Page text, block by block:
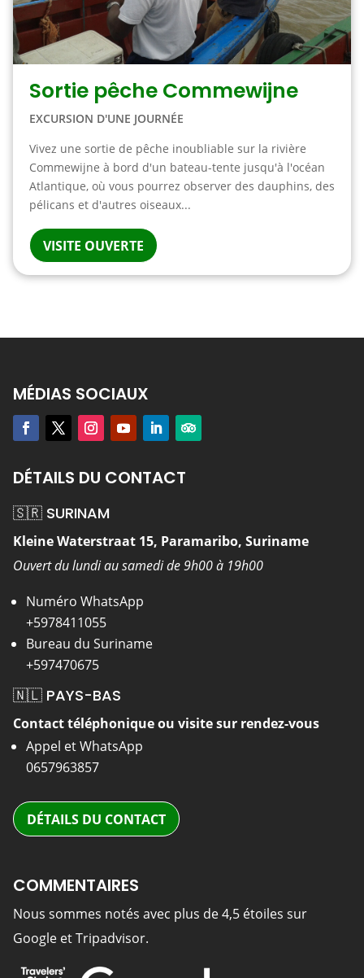
Sortie pêche Commewijne
EXCURSION D'UNE JOURNÉE
Vivez une sortie de pêche inoubliable sur la rivière
Commewijne à bord d'un bateau-tente jusqu'à l'océan
Atlantique, où vous pourrez observer des dauphins, des
pélicans et d'autres oiseaux...
VISITE OUVERTE
MÉDIAS SOCIAUX
DÉTAILS DU CONTACT
🇸🇷 SURINAM
Kleine Waterstraat 15, Paramaribo, Suriname
Ouvert du lundi au samedi de 9h00 à 19h00
Numéro WhatsApp
+5978411055
Bureau du Suriname
+597470675
🇳🇱 PAYS-BAS
Contact téléphonique ou visite sur rendez-vous
Appel et WhatsApp
0657963857
DÉTAILS DU CONTACT
COMMENTAIRES
Nous sommes notés avec plus de 4,5 étoiles sur
Google et Tripadvisor.